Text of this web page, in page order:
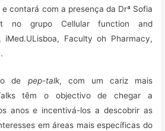
e contará com a presença da Drª Sofia
no grupo Cellular function and
iMed.ULisboa, Faculty oh Pharmacy,
de pep-talk, com um cariz mais
têm o objectivo de chegar a
anos e incentivá-los a descobrir as
em áreas mais específicas do